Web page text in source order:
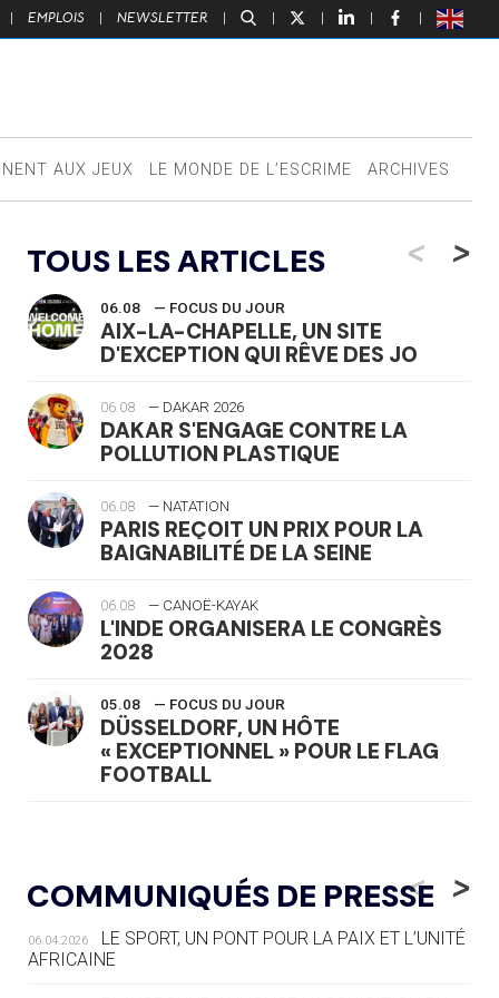
| EMPLOIS | NEWSLETTER | | | | |
AUX JEUX LE MONDE DE L’ESCRIME ARCHIVES
TOUS LES ARTICLES <
06.08 — FOCUS DU JOUR
AIX-LA-CHAPELLE, UN SITE
D'EXCEPTION QUI RÊVE DES JO
06.08 — DAKAR 2026
DAKAR S'ENGAGE CONTRE LA
POLLUTION PLASTIQUE
06.08 — NATATION
PARIS REÇOIT UN PRIX POUR LA
BAIGNABILITÉ DE LA SEINE
06.08 — CANOË-KAYAK
L'INDE ORGANISERA LE CONGRÈS
2028
05.08 — FOCUS DU JOUR
DÜSSELDORF, UN HÔTE
« EXCEPTIONNEL » POUR LE FLAG
FOOTBALL
LE RÊVE DE VOIR LA LUGE ALPINE
AUX JO « N'EST PAS FINI »
05.08 — TIR À L'ARC
DES MONDIAUX À BRISBANE SUR LA
>
COMMUNIQUÉS DE PRESSE
<
06.04.2026
LE SPORT, UN PONT POUR LA PAIX ET L’UNITÉ
AFRICAINE
>